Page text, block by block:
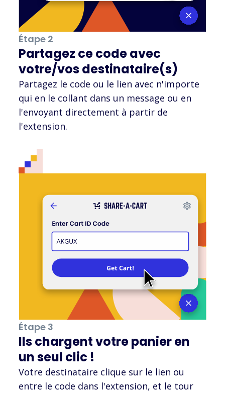
Étape 2
Partagez ce code avec
votre/vos destinataire(s)
Partagez le code ou le lien avec n'importe
qui en le collant dans un message ou en
l'envoyant directement à partir de
l'extension.
Étape 3
Ils chargent votre panier en
un seul clic !
Votre destinataire clique sur le lien ou
entre le code dans l'extension, et le tour